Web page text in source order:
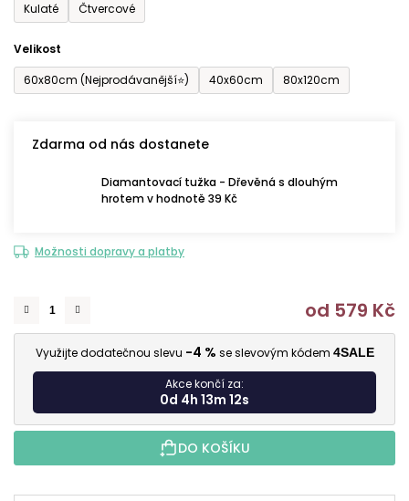
Kulaté
Čtvercové
Velikost
60x80cm (Nejprodávanější⭐)
40x60cm 80x120cm
Zdarma od nás dostanete
Diamantovací tužka - Dřevěná s dlouhým
hrotem v hodnotě 39 Kč
Možnosti dopravy a platby
od 579 Kč
Využijte dodatečnou slevu -4 % se slevovým kódem 4SALE
Akce končí za:
0d 4h 13m 11s
DO KOŠÍKU